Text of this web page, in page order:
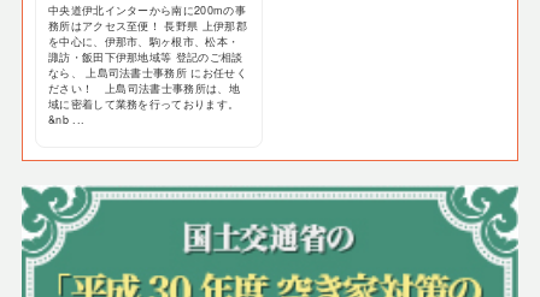
中央道伊北インターから南に200mの事
務所はアクセス至便！ 長野県 上伊那郡
を中心に、伊那市、駒ヶ根市、松本・
諏訪・飯田下伊那地域等 登記のご相談
なら、 上島司法書士事務所 にお任せく
ださい！ 上島司法書士事務所は、地
域に密着して業務を行っております。
&nb ...